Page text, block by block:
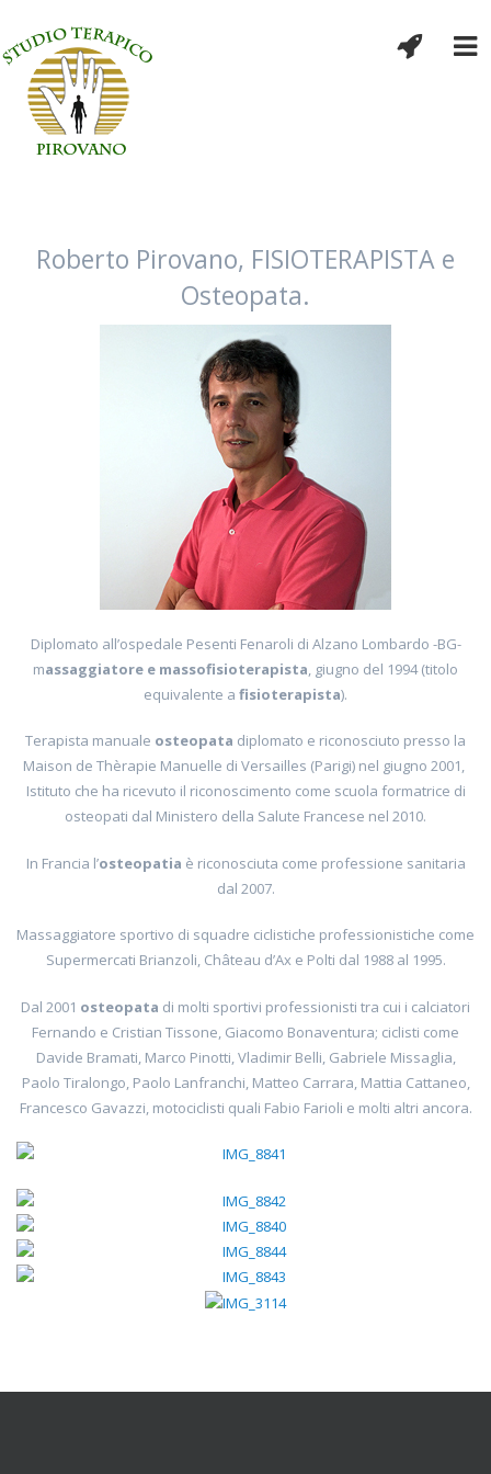
Roberto Pirovano, FISIOTERAPISTA e
Osteopata.
Diplomato all’ospedale Pesenti Fenaroli di Alzano Lombardo -BG-
massaggiatore e massofisioterapista , giugno del 1994 (titolo
equivalente a fisioterapista).
Terapista manuale osteopata diplomato e riconosciuto presso la
Maison de Thèrapie Manuelle di Versailles (Parigi) nel giugno 2001,
Istituto che ha ricevuto il riconoscimento come scuola formatrice di
osteopati dal Ministero della Salute Francese nel 2010.
In Francia l’osteopatia è riconosciuta come professione sanitaria
dal 2007.
Massaggiatore sportivo di squadre ciclistiche professionistiche come
Supermercati Brianzoli, Château d’Ax e Polti dal 1988 al 1995.
Dal 2001 osteopata di molti sportivi professionisti tra cui i calciatori
Fernando e Cristian Tissone, Giacomo Bonaventura; ciclisti come
Davide Bramati, Marco Pinotti, Vladimir Belli, Gabriele Missaglia,
Paolo Tiralongo, Paolo Lanfranchi, Matteo Carrara, Mattia Cattaneo,
Francesco Gavazzi, motociclisti quali Fabio Farioli e molti altri ancora.